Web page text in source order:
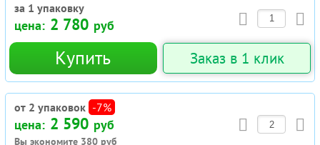
за 1 упаковку
цена: 2 780 руб
Купить Заказ в 1 клик
от 2 упаковок -7%
цена: 2 590 руб
Вы экономите 380 руб